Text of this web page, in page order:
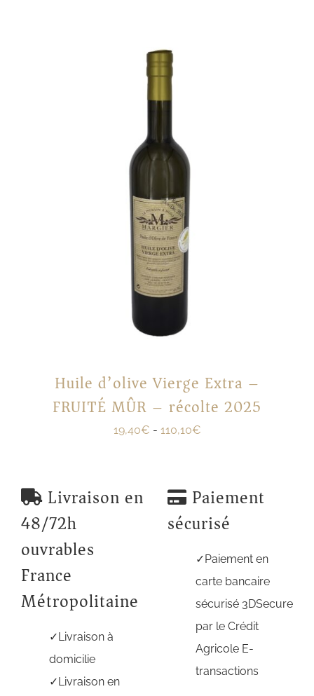
Huile d’olive Vierge Extra –
FRUITÉ MÛR – récolte 2025
19,40€ - 110,10€
Livraison en
48/72h
ouvrables
France
Métropolitaine
Livraison à
domicilie
Livraison en
Paiement
sécurisé
Paiement en
carte bancaire
sécurisé 3DSecure
par le Crédit
Agricole E-
transactions